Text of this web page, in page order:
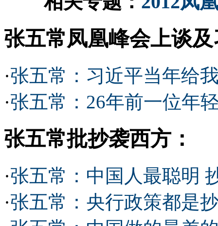
张五常凤凰峰会上谈
·张五常：习近平当年给
·张五常：26年前一位年
张五常批抄袭西方：
·张五常：中国人最聪明
·张五常：央行政策都是